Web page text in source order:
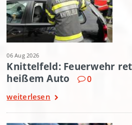
06 Aug 2026
Knittelfeld: Feuerwehr
heißem Auto
0
weiterlesen